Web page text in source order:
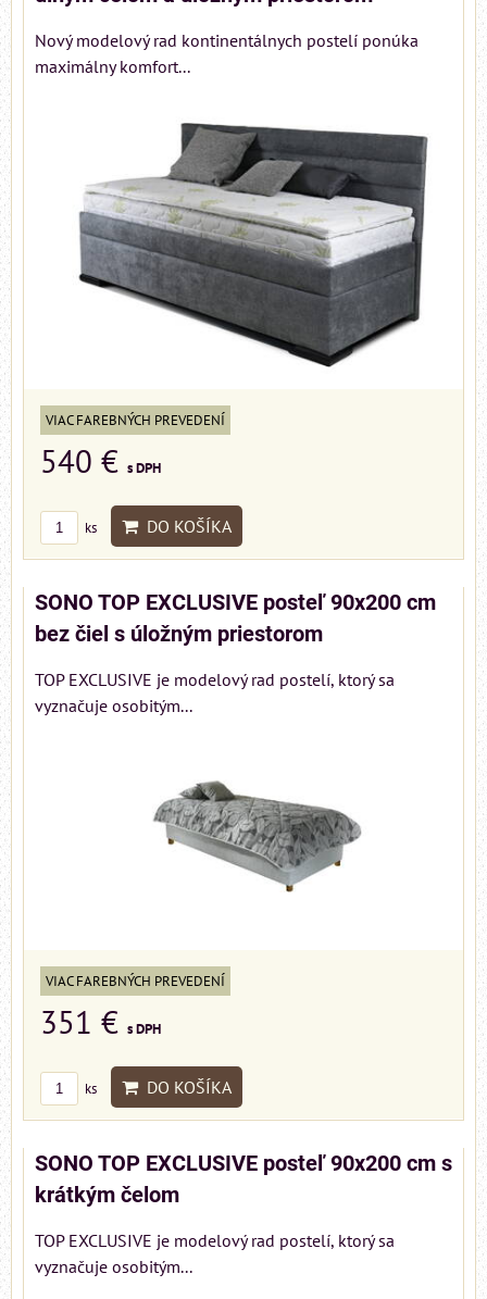
Nový modelový rad kontinentálnych postelí ponúka
maximálny komfort...
VIAC FAREBNÝCH PREVEDENÍ
540 € s DPH
ks DO KOŠÍKA
SONO TOP EXCLUSIVE posteľ 90x200 cm
bez čiel s úložným priestorom
TOP EXCLUSIVE je modelový rad postelí, ktorý sa
vyznačuje osobitým...
VIAC FAREBNÝCH PREVEDENÍ
351 € s DPH
ks DO KOŠÍKA
SONO TOP EXCLUSIVE posteľ 90x200 cm s
krátkým čelom
TOP EXCLUSIVE je modelový rad postelí, ktorý sa
vyznačuje osobitým...